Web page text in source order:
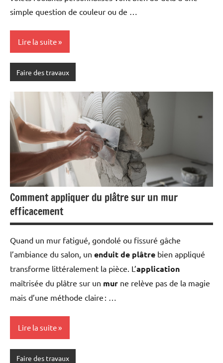
simple question de couleur ou de …
Lire la suite
Faire des travaux
Comment appliquer du plâtre sur un mur
efficacement
Quand un mur fatigué, gondolé ou fissuré gâche
l’ambiance du salon, un enduit de plâtre bien appliqué
transforme littéralement la pièce. L’application
maîtrisée du plâtre sur un mur ne relève pas de la magie
mais d’une méthode claire : …
Lire la suite
Faire des travaux